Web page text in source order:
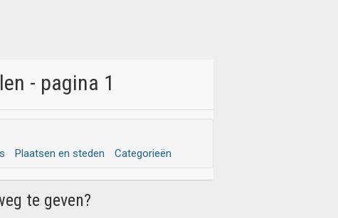
- pagina 1
Plaatsen en steden Categorieën
te geven?